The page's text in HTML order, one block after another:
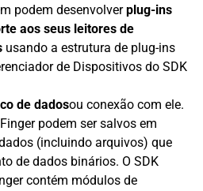
podem desenvolverplug-ins
aos seus leitores de
usando a estrutura de plug-ins
de Dispositivos do SDK
de dadosou conexão com ele.
podem ser salvos em
(incluindo arquivos) que
de dados binários. O SDK
contém módulos de